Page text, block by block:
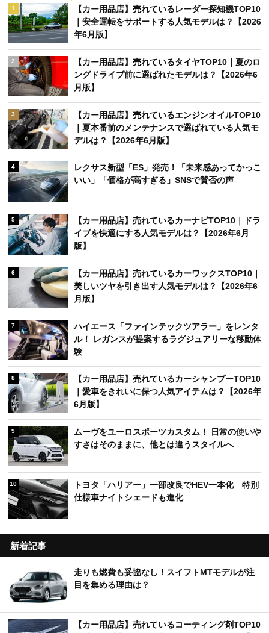
1
【カー用品店】売れているレーダー探知機TOP10
｜安全運転をサポートする人気モデルは？【2026
年6月版】
2
【カー用品店】売れているタイヤTOP10｜夏のロ
ングドライブ前に選ばれたモデルは？【2026年6
月版】
3
【カー用品店】売れているエンジンオイルTOP10
｜夏本番前のメンテナンスで選ばれている人気モ
デルは？【2026年6月版】
4
レクサス新型「ES」発売！「未来感あってかっこ
いい」「価格が高すぎる」SNSで賛否の声
5
【カー用品店】売れているカーナビTOP10｜ドラ
イブを快適にする人気モデルは？【2026年6月
版】
6
【カー用品店】売れているカーワックスTOP10｜
美しいツヤを引き出す人気モデルは？【2026年6
月版】
7
ハイエース「ファインテックツアラー」をレンタ
ル！ レガンスが提案するラグジュアリーな移動体
験
8
【カー用品店】売れているカーシャンプーTOP10
｜愛車をきれいに保つ人気アイテムは？【2026年
6月版】
9
ムーヴをユーロスポーツカスタム！ 日常の使いや
すさはそのままに、他とは違うスタイルへ
10
トヨタ「ハリアー」一部改良でHEV一本化 特別
仕様車ナイトシェードも進化
新着記事
走りも燃費も妥協なし！スイフトMTモデルが注
目を集める理由は？
【カー用品店】売れているコーティング剤TOP10